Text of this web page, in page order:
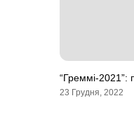
“Греммі-2021”:
23 Грудня, 2022